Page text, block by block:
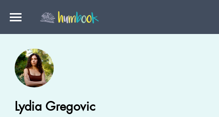
Lydia Gregovic